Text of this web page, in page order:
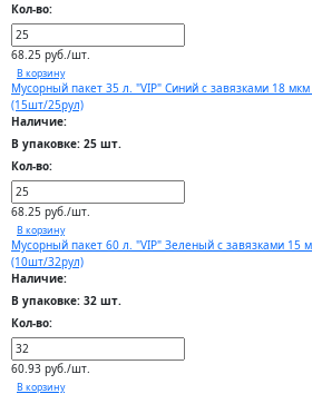
Кол-во:
68.25 руб./шт.
В корзину
Мусорный пакет 35 л. "VIP" Синий с завязками 18
(15шт/25рул)
Наличие:
В упаковке: 25 шт.
Кол-во:
68.25 руб./шт.
В корзину
Мусорный пакет 60 л. "VIP" Зеленый с завязками 15
(10шт/32рул)
Наличие:
В упаковке: 32 шт.
Кол-во:
60.93 руб./шт.
В корзину